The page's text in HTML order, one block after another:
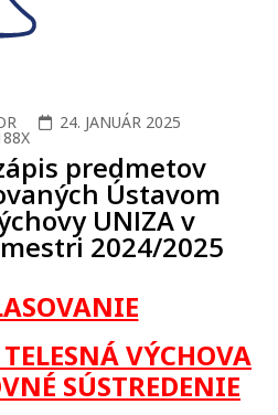
24. JANUÁR 2025
predmetov
Ústavom
UNIZA v
2024/2025
VÝCHOVA
SÚSTREDENIE